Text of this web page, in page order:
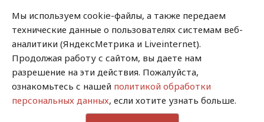
Криминал
Успех
Хватит это терпеть
Мы используем cookie-файлы, а также передаем
технические данные о пользователях системам веб-
аналитики (ЯндексМетрика и Liveinternet).
Продолжая работу с сайтом, вы даете нам
разрешение на эти действия. Пожалуйста,
ознакомьтесь с нашей политикой обработки
персональных данных, если хотите узнать больше.